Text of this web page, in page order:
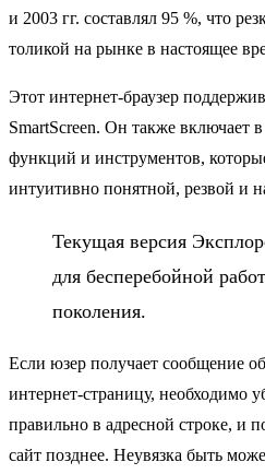
и 2003 гг. составлял 95 %, что
толикой на рынке в настоящее
Этот интернет-браузер
SmartScreen. Он также включает
функций и инструментов,
интуитивно понятной, резвой и
Текущая версия
для бесперебойной
поколения.
Если юзер получает сообщение
интернет-страницу, необходимо
правильно в адресной строке, и
сайт позднее. Неувязка быть